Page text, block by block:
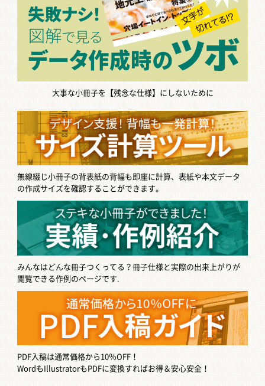
大事な小冊子を【残念な仕様】にしないために
無線綴じ小冊子の背表紙の背幅も即座に計算、表紙や本文データ
の作成サイズを確認することができます。
みんなはどんな冊子つくってる？冊子仕様と実際の出来上がりが
閲覧できる作例のページです.
PDF入稿は通常価格から10％OFF！
WordもIllustratorもPDFに変換すればお得＆安心安全！